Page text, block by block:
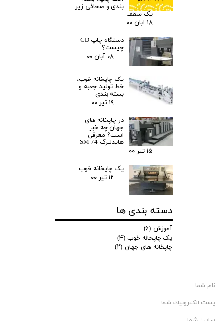
بندی و صحافی زیر
یک سقف
۱۸ آبان ۰۰
دستگاه چاپ CD
چیست؟
۰۸ آبان ۰۰
یک چاپخانه خوب،
خط تولید جعبه و
بسته بندی
۱۹ تیر ۰۰
در چاپخانه های
جهان چه خبر
است؟ معرفی
هایدلبرگ SM-74
۱۵ تیر ۰۰
یک چاپخانه خوب
۱۲ تیر ۰۰
دسته بندی ها
آموزش (۶)
یک چاپخانه خوب (۴)
چاپخانه های جهان (۲)